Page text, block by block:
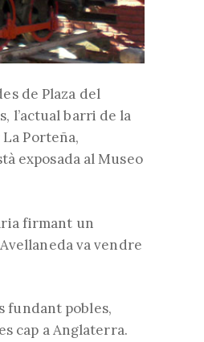
de Plaza del
l’actual barri de la
Porteña,
exposada al Museo
firmant un
va vendre
fundant pobles,
cap a Anglaterra.